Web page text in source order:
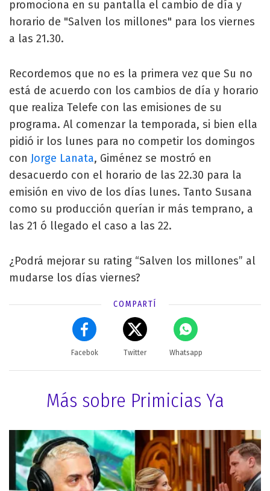
promociona en su pantalla el cambio de día y
horario de "Salven los millones" para los viernes
a las 21.30.
Recordemos que no es la primera vez que Su no
está de acuerdo con los cambios de día y horario
que realiza Telefe con las emisiones de su
programa. Al comenzar la temporada, si bien ella
pidió ir los lunes para no competir los domingos
con Jorge Lanata, Giménez se mostró en
desacuerdo con el horario de las 22.30 para la
emisión en vivo de los días lunes. Tanto Susana
como su producción querían ir más temprano, a
las 21 ó llegado el caso a las 22.
¿Podrá mejorar su rating “Salven los millones” al
mudarse los días viernes?
COMPARTÍ
Facebok Twitter Whatsapp
Más sobre Primicias Ya